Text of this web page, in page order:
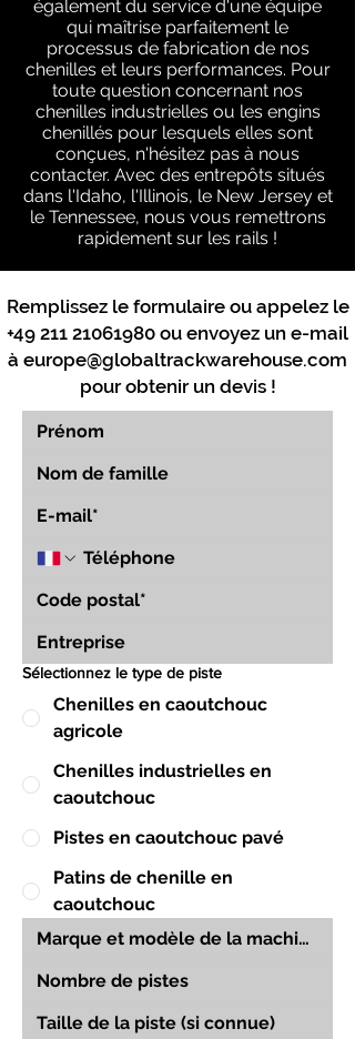
également du service d'une équipe
qui maîtrise parfaitement le
processus de fabrication de nos
chenilles et leurs performances. Pour
toute question concernant nos
chenilles industrielles ou les engins
chenillés pour lesquels elles sont
conçues, n'hésitez pas à nous
contacter. Avec des entrepôts situés
dans l'Idaho, l'Illinois, le New Jersey et
le Tennessee, nous vous remettrons
rapidement sur les rails !
Remplissez le formulaire ou appelez le
+49 211 21061980 ou envoyez un e-mail
à europe@globaltrackwarehouse.com
pour obtenir un devis !
Sélectionnez le type de piste
Chenilles en caoutchouc
agricole
Chenilles industrielles en
caoutchouc
Pistes en caoutchouc pavé
Patins de chenille en
caoutchouc